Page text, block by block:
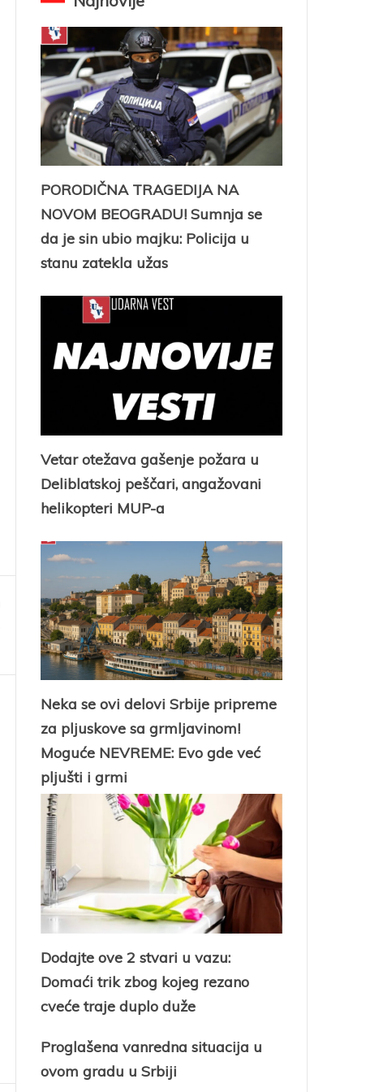
PORODIČNA TRAGEDIJA NA
NOVOM BEOGRADU! Sumnja se
da je sin ubio majku: Policija u
stanu zatekla užas
Vetar otežava gašenje požara u
Deliblatskoj peščari, angažovani
helikopteri MUP-a
Neka se ovi delovi Srbije pripreme
za pljuskove sa grmljavinom!
Moguće NEVREME: Evo gde već
pljušti i grmi
Dodajte ove 2 stvari u vazu:
Domaći trik zbog kojeg rezano
cveće traje duplo duže
Proglašena vanredna situacija u
ovom gradu u Srbiji